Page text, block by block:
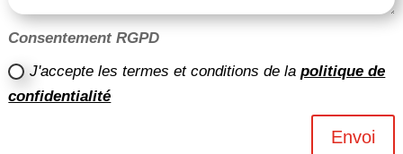
Consentement RGPD
J'accepte les termes et conditions de lapolitique de
confidentialité
Envoi